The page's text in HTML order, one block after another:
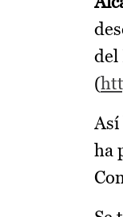
del
(
Así
ha